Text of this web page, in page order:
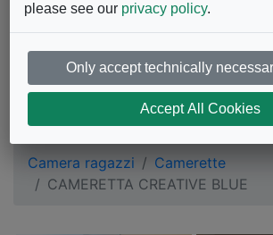
CAMERETTA
CREATIVE BLUE
Camera ragazzi
Camerette
CAMERETTA CREATIVE BLUE
please see our privacy policy.
Only accept technically
Accept All Cookies